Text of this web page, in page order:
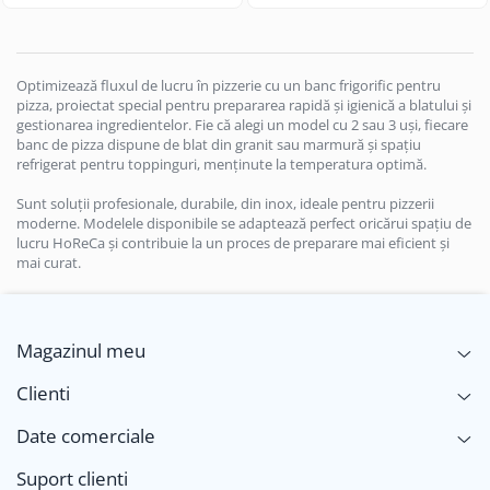
Optimizează fluxul de lucru în pizzerie cu un banc frigorific pentru
pizza, proiectat special pentru prepararea rapidă și igienică a blatului și
gestionarea ingredientelor. Fie că alegi un model cu 2 sau 3 uși, fiecare
banc de pizza dispune de blat din granit sau marmură și spațiu
refrigerat pentru toppinguri, menținute la temperatura optimă.
Sunt soluții profesionale, durabile, din inox, ideale pentru pizzerii
moderne. Modelele disponibile se adaptează perfect oricărui spațiu de
lucru HoReCa și contribuie la un proces de preparare mai eficient și
mai curat.
Magazinul meu
Clienti
Date comerciale
Suport clienti